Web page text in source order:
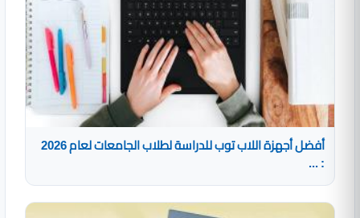
أفضل أجهزة اللاب توب للدراسة لطلاب الجامعات لعام 2026
: ...